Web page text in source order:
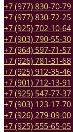
+7 (977) 830-70-79
+7 (977) 830-72-25
+7 (925) 702-10-64
+7 (903) 790-55-30
+7 (964) 597-71-57
+7 (926) 781-31-68
+7 (925) 912-35-46
+7 (901) 712-13-91
+7 (925) 547-77-37
+7 (903) 123-17-70
+7 (926) 279-09-00
+7 (925) 555-65-05